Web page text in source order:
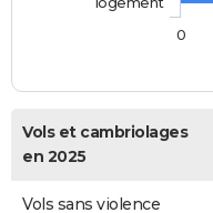
0
Vols et cambriolages
en 2025
Vols sans violence